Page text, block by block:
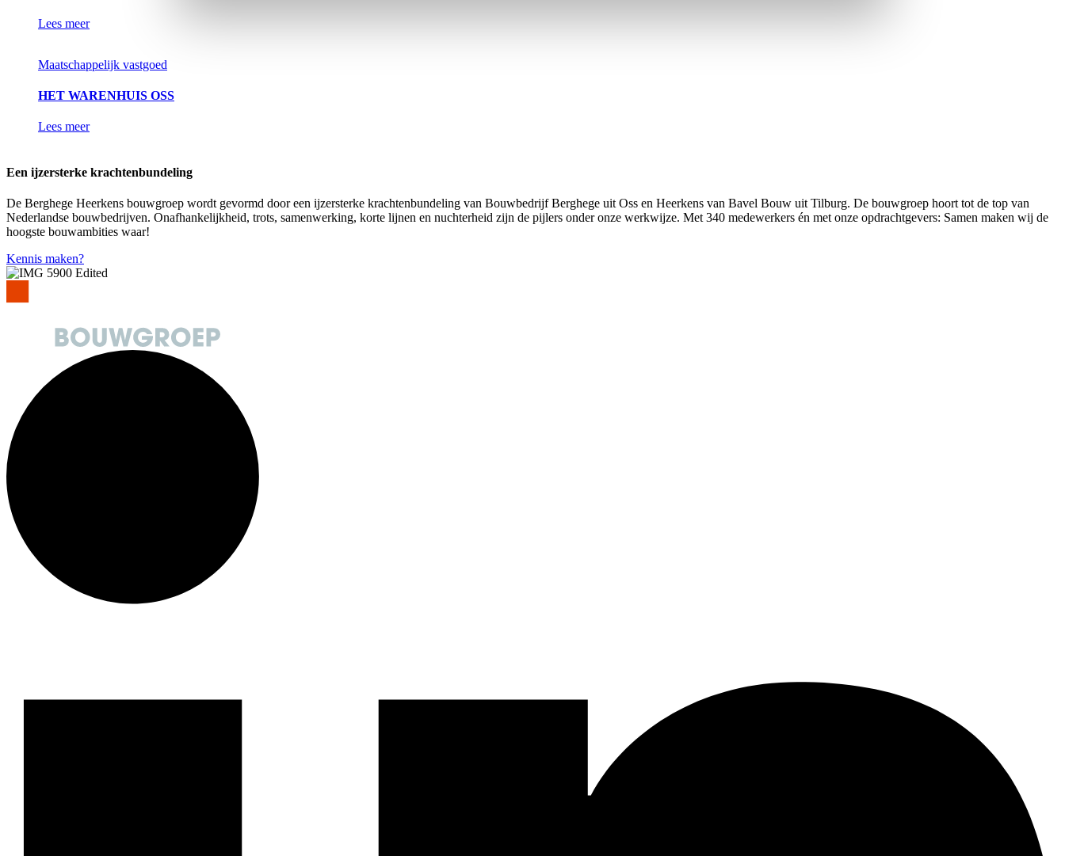
Lees meer
Maatschappelijk vastgoed
HET WARENHUIS OSS
Lees meer
Een ijzersterke krachtenbundeling
De Berghege Heerkens bouwgroep wordt gevormd door een ijzersterke krachtenbundeling van Bouwbedrijf Berghege uit Oss en Heerkens van Bavel Bouw uit Tilburg. De bouwgroep hoort tot de top van
Nederlandse bouwbedrijven. Onafhankelijkheid, trots, samenwerking, korte lijnen en nuchterheid zijn de pijlers onder onze werkwijze. Met 340 medewerkers én met onze opdrachtgevers: Samen maken wij de
hoogste bouwambities waar!
Kennis maken?